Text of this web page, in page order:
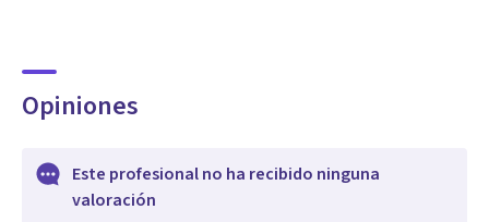
Opiniones
Este profesional no ha recibido ninguna
valoración